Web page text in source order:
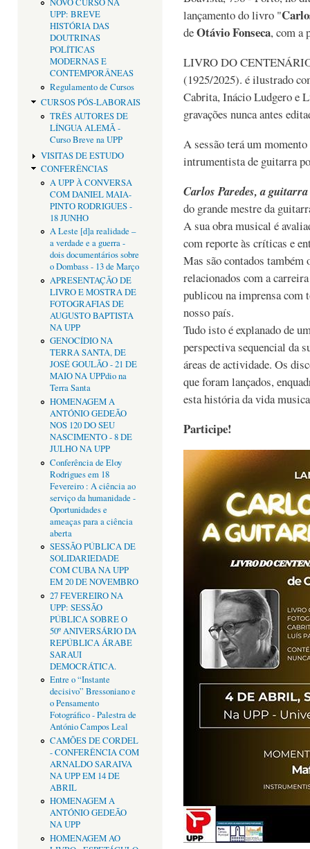
NOVO CURSO NA
UPP: BREVE
HISTÓRIA DAS
DOUTRINAS
POLÍTICAS
MODERNAS E
CONTEMPORÂNEAS
Regulamento de Cursos
CURSOS PÓS-LABORAIS
TRÊS AUTORES DE
LÍNGUA ALEMÃ -
Curso Breve na UPP
VISITAS DE ESTUDO
CONFERÊNCIAS
A UPP À CONVERSA
COM DANIEL MAIA-
PINTO RODRIGUES -
18 JUNHO
A Leste [d]a realidade –
a verdade e a guerra -
dois documentários sobre
o Dombass - 13 de Março
APRESENTAÇÃO DE
LIVRO E MOSTRA DE
FOTOGRAFIAS DE
AUGUSTO BAPTISTA
NA UPP
GENOCÍDIO NA
TERRA SANTA, DE
JOSÉ GOULÃO - 21 DE
MAIO NA UPPdio na
Terra Santa
HOMENAGEM A
ANTÓNIO GEDEÃO
NOS 120 DO SEU
NASCIMENTO - 8 DE
JULHO NA UPP
Conferência de Eloy
Rodrigues em 18
Fevereiro : A ciência ao
serviço da humanidade -
Oportunidades e
ameaças para a ciência
aberta
SESSÃO PÚBLICA DE
SOLIDARIEDADE
COM CUBA NA UPP
EM 20 DE NOVEMBRO
27 FEVEREIRO NA
UPP: SESSÃO
PÚBLICA SOBRE O
50º ANIVERSÁRIO DA
REPÚBLICA ÁRABE
SARAUI
DEMOCRÁTICA.
Entre o “Instante
decisivo” Bressoniano e
o Pensamento
Fotográfico - Palestra de
António Campos Leal
CAMÕES DE CORDEL
- CONFERÊNCIA COM
ARNALDO SARAIVA
NA UPP EM 14 DE
ABRIL
HOMENAGEM A
ANTÓNIO GEDEÃO
NA UPP
HOMENAGEM AO
lançamento do livro "
deOtávio Fonseca, com a
LIVRO DO
(1925/2025). é ilustrado
Cabrita, Inácio Ludgero e
gravações nunca antes
A sessão terá um
intrumentista de guitarra
Carlos Paredes, a guitarra
do grande mestre da
A sua obra musical é
com reporte às críticas e
Mas são contados também
relacionados com a
publicou na imprensa com
nosso país.
Tudo isto é explanado de
perspectiva sequencial da
áreas de actividade. Os
que foram lançados,
esta história da vida
Participe!